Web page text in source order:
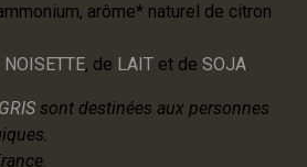
arôme* naturel de citron
NOISETTE, de LAIT et de SOJA.
GRIS sont destinées aux personnes